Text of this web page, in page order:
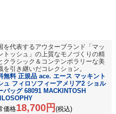
を代表するアウターブランド「マッ
トッシュ」の上質なモノづくりの精
クラシック＆コンテンポラリーな美
を引き継いだコレクション。
無料 正規品 ace. エース マッキント
ュ フィロソフィーアメリア2 ショル
バッグ 68091 MACKINTOSH
価格18,700円 (税込)